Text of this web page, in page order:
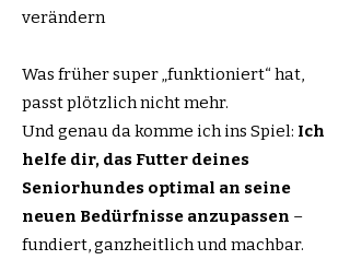
verändern
Was früher super „funktioniert“ hat,
passt plötzlich nicht mehr.
Und genau da komme ich ins Spiel: Ich
helfe dir, das Futter deines
Seniorhundes optimal an seine
neuen Bedürfnisse anzupassen –
fundiert, ganzheitlich und machbar.